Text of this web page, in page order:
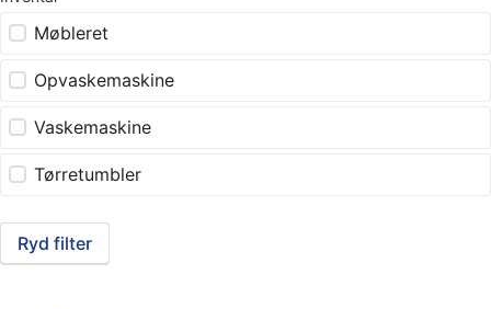
Møbleret
Opvaskemaskine
Vaskemaskine
Tørretumbler
Ryd filter